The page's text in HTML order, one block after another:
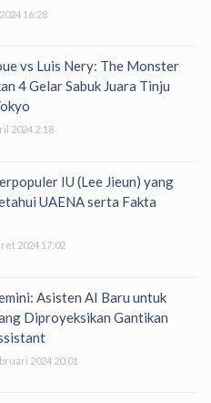
16:28
vs Luis Nery: The Monster
4 Gelar Sabuk Juara Tinju
2024 2:18
IU (Lee Jieun) yang
UAENA serta Fakta
2024 17:02
Asisten AI Baru untuk
Diproyeksikan Gantikan
2024 20:01